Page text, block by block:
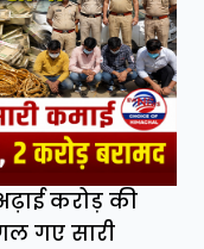
करोड़ की
गए सारी